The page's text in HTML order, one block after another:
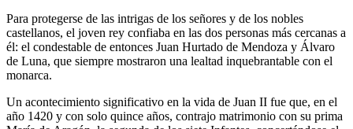
Para protegerse de las intrigas de los señores y de los nobles
castellanos, el joven rey confiaba en las dos personas más cercanas a
él: el condestable de entonces Juan Hurtado de Mendoza y Álvaro
de Luna, que siempre mostraron una lealtad inquebrantable con el
monarca.
Un acontecimiento significativo en la vida de Juan II fue que, en el
año 1420 y con solo quince años, contrajo matrimonio con su prima